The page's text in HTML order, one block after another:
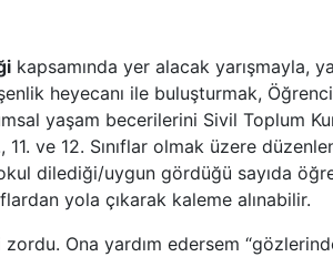
kapsamında yer alacak yarışmayla,
heyecanı ile buluşturmak,
yaşam becerilerini Sivil Toplum
ve 12. Sınıflar olmak üzere
dilediği/uygun gördüğü sayıda
yola çıkarak kaleme alınabilir.
Ona yardım edersem